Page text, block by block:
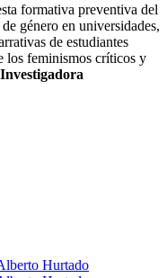
formativa preventiva del
género en universidades,
de estudiantes
los feminismos críticos y
Investigadora